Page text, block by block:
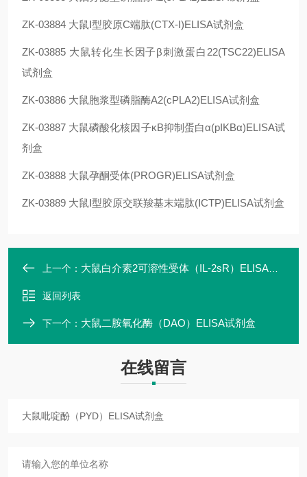
ZK-03884 大鼠Ⅰ型胶原C端肽(CTX-Ⅰ)ELISA试剂盒
ZK-03885 大鼠转化生长因子β刺激蛋白22(TSC22)ELISA
试剂盒
ZK-03886 大鼠胞浆型磷脂酶A2(cPLA2)ELISA试剂盒
ZK-03887 大鼠磷酸化核因子κB抑制蛋白α(pIKBα)ELISA试
剂盒
ZK-03888 大鼠孕酮受体(PROGR)ELISA试剂盒
ZK-03889 大鼠Ⅰ型胶原交联羧基末端肽(ⅠCTP)ELISA试剂盒
上一个： 大鼠白介素2可溶性受体（IL-2sR）ELISA试剂盒
返回列表
下一个： 大鼠二胺氧化酶（DAO）ELISA试剂盒
在线留言